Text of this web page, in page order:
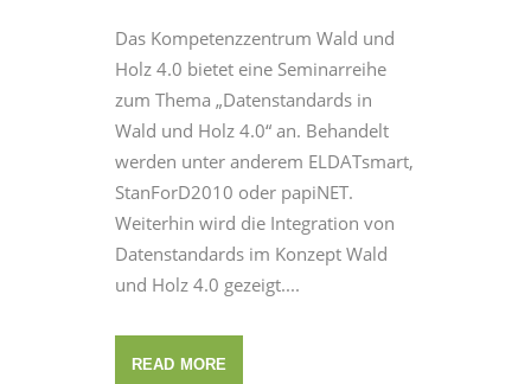
Das Kompetenzzentrum Wald und
Holz 4.0 bietet eine Seminarreihe
zum Thema „Datenstandards in
Wald und Holz 4.0“ an. Behandelt
werden unter anderem ELDATsmart,
StanForD2010 oder papiNET.
Weiterhin wird die Integration von
Datenstandards im Konzept Wald
und Holz 4.0 gezeigt....
READ MORE